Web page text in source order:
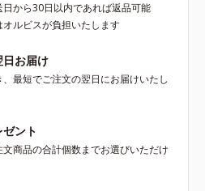
から30日以内であれば返品可能
ルビスが負担いたします
お届け
最短でご注文の翌日にお届けいたし
ント
商品の合計個数までお選びいただけ